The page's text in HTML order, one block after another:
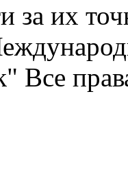
за их
Все